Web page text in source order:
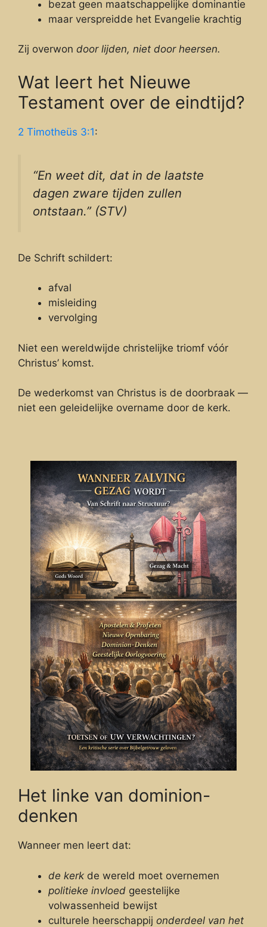
bezat geen maatschappelijke dominantie
maar verspreidde het Evangelie krachtig
Zij overwon door lijden, niet door heersen.
Wat leert het Nieuwe
Testament over de eindtijd?
2 Timotheüs 3:1:
“En weet dit, dat in de laatste
dagen zware tijden zullen
ontstaan.” (STV)
De Schrift schildert:
afval
misleiding
vervolging
Niet een wereldwijde christelijke triomf vóór
Christus’ komst.
De wederkomst van Christus is de doorbraak —
niet een geleidelijke overname door de kerk.
Het linke van dominion-
denken
Wanneer men leert dat:
de kerk de wereld moet overnemen
politieke invloed geestelijke
volwassenheid bewijst
culturele heerschappij onderdeel van het